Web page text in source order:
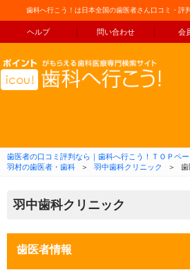
歯科へ行こう！は日本全国の歯医者さん口コミ・評
ヘルプ 問い合わせ 会
コンテ
歯医者の口コミ評判なら｜歯科へ行こう！ＴＯＰペー
羽村の歯医者・歯科
＞ 羽中歯科クリニック ＞ 歯
羽中歯科クリニック
歯医者情報